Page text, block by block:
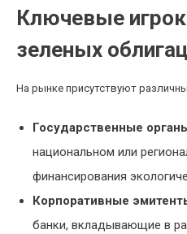
Ключевые
зеленых
На рынке присутствуют
Государственные
национальном или
финансирования
Корпоративные
банки, вкладывающие в